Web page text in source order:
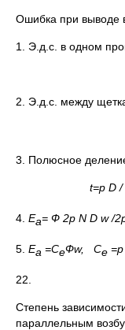
Ошибка при выводе
1. Э.д.с. в одном
2. Э.д.с. между
3. Полюсное
t=p D
4. Еa= Ф 2p N D w/2
5. Еa =СeФw, Ce
22.
Степень
параллельным